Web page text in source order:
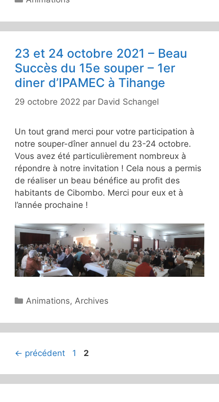
23 et 24 octobre 2021 – Beau
Succès du 15e souper – 1er
diner d’IPAMEC à Tihange
29 octobre 2022 par David Schangel
Un tout grand merci pour votre participation à
notre souper-dîner annuel du 23-24 octobre.
Vous avez été particulièrement nombreux à
répondre à notre invitation ! Cela nous a permis
de réaliser un beau bénéfice au profit des
habitants de Cibombo. Merci pour eux et à
l’année prochaine !
Catégories
Animations,Archives
← précédent Page
1 Page
2